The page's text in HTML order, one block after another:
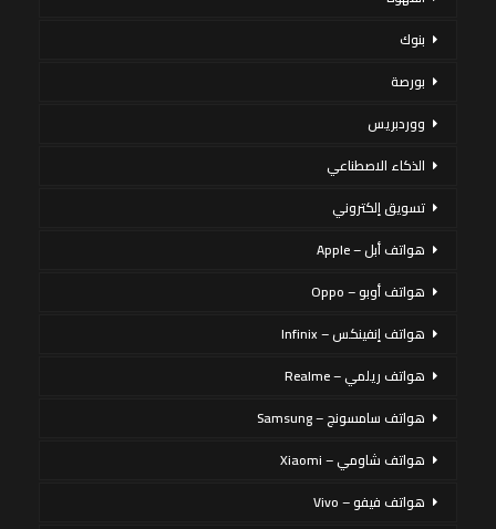
بنوك
بورصة
ووردبريس
الذكاء الاصطناعي
تسويق إلكتروني
هواتف أبل – Apple
هواتف أوبو – Oppo
هواتف إنفينكس – Infinix
هواتف ريلمي – Realme
هواتف سامسونج – Samsung
هواتف شاومي – Xiaomi
هواتف فيفو – Vivo